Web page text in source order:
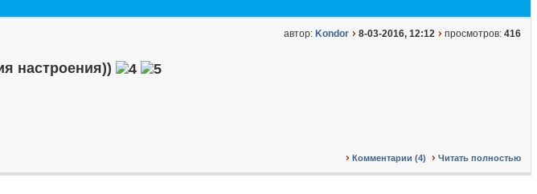
автор: Kondor 8-03-2016, 12:12 просмотров: 416
настроения))
Комментарии (4) Читать полностью